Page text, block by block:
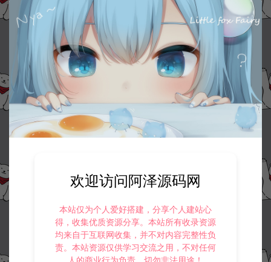
欢迎访问阿泽源码网
本站仅为个人爱好搭建，分享个人建站心
得，收集优质资源分享。本站所有收录资源
均来自于互联网收集，并不对内容完整性负
责。本站资源仅供学习交流之用，不对任何
人的商业行为负责，切勿非法用途！